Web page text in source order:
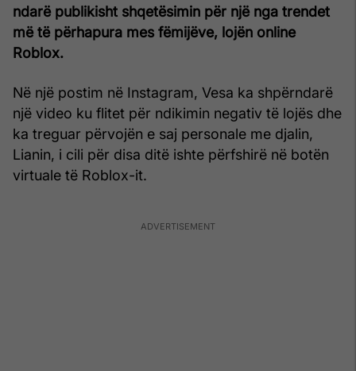
ndarë publikisht shqetësimin për një nga trendet
më të përhapura mes fëmijëve, lojën online
Roblox.
Në një postim në Instagram, Vesa ka shpërndarë
një video ku flitet për ndikimin negativ të lojës dhe
ka treguar përvojën e saj personale me djalin,
Lianin, i cili për disa ditë ishte përfshirë në botën
virtuale të Roblox-it.